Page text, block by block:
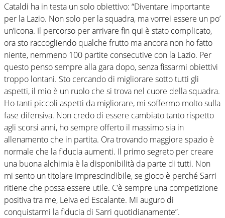
Cataldi ha in testa un solo obiettivo: “Diventare importante
per la Lazio. Non solo per la squadra, ma vorrei essere un po’
un’icona. Il percorso per arrivare fin qui è stato complicato,
ora sto raccogliendo qualche frutto ma ancora non ho fatto
niente, nemmeno 100 partite consecutive con la Lazio. Per
questo penso sempre alla gara dopo, senza fissarmi obiettivi
troppo lontani. Sto cercando di migliorare sotto tutti gli
aspetti, il mio è un ruolo che si trova nel cuore della squadra.
Ho tanti piccoli aspetti da migliorare, mi soffermo molto sulla
fase difensiva. Non credo di essere cambiato tanto rispetto
agli scorsi anni, ho sempre offerto il massimo sia in
allenamento che in partita. Ora trovando maggiore spazio è
normale che la fiducia aumenti. Il primo segreto per creare
una buona alchimia è la disponibilità da parte di tutti. Non
mi sento un titolare imprescindibile, se gioco è perché Sarri
ritiene che possa essere utile. C’è sempre una competizione
positiva tra me, Leiva ed Escalante. Mi auguro di
conquistarmi la fiducia di Sarri quotidianamente”.